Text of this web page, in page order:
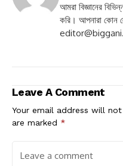
আমরা বিজ্ঞানের
করি। আপনারা কোন
Leave A Comment
Your email address will
are marked *